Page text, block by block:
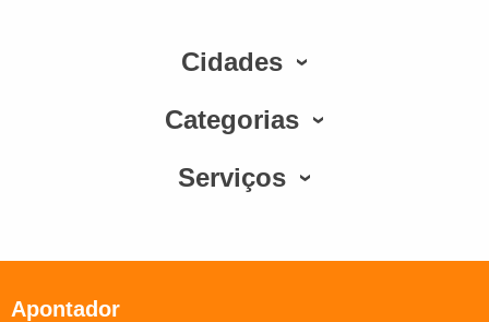
Cidades
Categorias
Serviços
Apontador